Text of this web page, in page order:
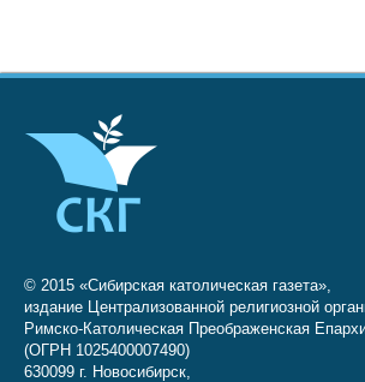
© 2015 «Сибирская католическая газета»,
издание Централизованной религиозной
Римско-Католическая Преображенская
(ОГРН 1025400007490)
630099 г. Новосибирск,